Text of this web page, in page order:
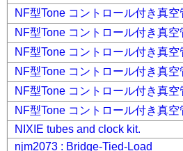
NF型Tone コントロール付き真
NF型Tone コントロール付き真
NF型Tone コントロール付き真
NF型Tone コントロール付き真
NF型Tone コントロール付き真
NF型Tone コントロール付き真
NIXIE tubes and clock kit.
njm2073 : Bridge-Tied-Load